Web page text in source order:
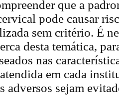
que a
pode causar
sem critério. É
desta temática,
nas
em cada
adversos sejam